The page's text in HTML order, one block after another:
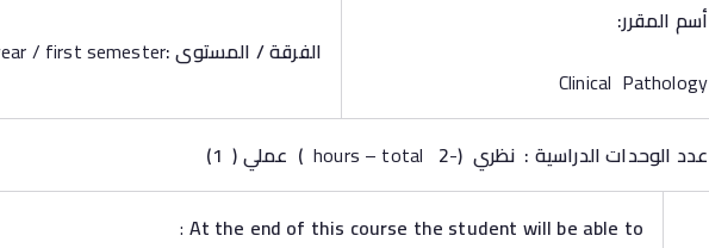
أسم المقرر:
Clinical Pathology
الفرقة / المستوى :/ first semester
عدد الوحدات الدراسية : نظري (
-hours – total
2
) عملي(
1
)
At the end of this course the student will be able to
: